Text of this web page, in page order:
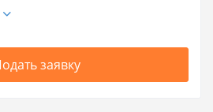
заявку